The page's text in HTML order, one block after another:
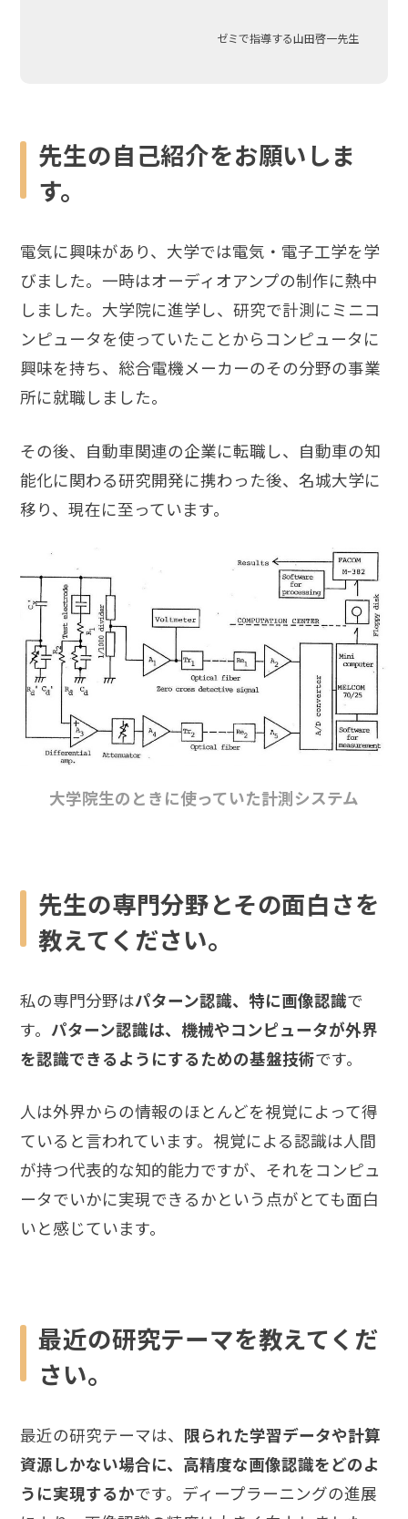
ゼミで指導する山田啓一先生
先生の自己紹介をお願いしま
す。
電気に興味があり、大学では電気・電子工学を学
びました。一時はオーディオアンプの制作に熱中
しました。大学院に進学し、研究で計測にミニコ
ンピュータを使っていたことからコンピュータに
興味を持ち、総合電機メーカーのその分野の事業
所に就職しました。
その後、自動車関連の企業に転職し、自動車の知
能化に関わる研究開発に携わった後、名城大学に
移り、現在に至っています。
大学院生のときに使っていた計測システム
先生の専門分野とその面白さを
教えてください。
私の専門分野はパターン認識、特に画像認識で
す。 パターン認識は、機械やコンピュータが外界
を認識できるようにするための基盤技術です。
人は外界からの情報のほとんどを視覚によって得
ていると言われています。視覚による認識は人間
が持つ代表的な知的能力ですが、それをコンピュ
ータでいかに実現できるかという点がとても面白
いと感じています。
最近の研究テーマを教えてくだ
さい。
最近の研究テーマは、 限られた学習データや計算
資源しかない場合に、高精度な画像認識をどのよ
うに実現するかです。ディープラーニングの進展